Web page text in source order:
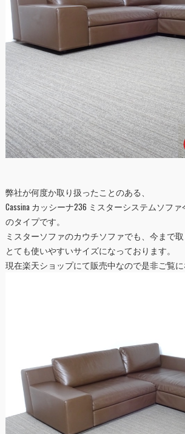
弊社が何度か取り扱ったことのある、
Cassina カッシーナ236 ミスターシステムソフ
のタイプです。
ミスターソファのカウチソファでも、今まで取
とても使いやすいサイズになっております。
現在楽天ショップにて販売中なので是非ご覧に